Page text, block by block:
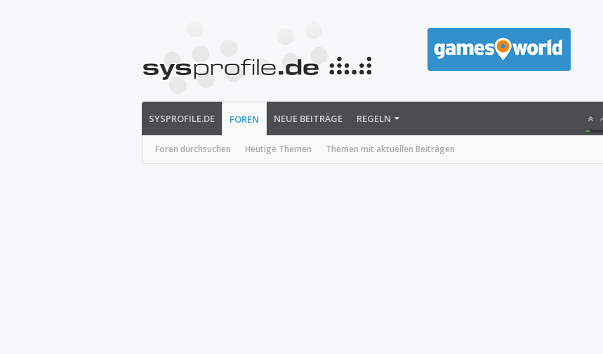
SYSPROFILE.DE FOREN
Foren durchsuchen Heutige Themen Themen mit aktuellen Beiträgen
NEUE BEITRÄGE REGELN